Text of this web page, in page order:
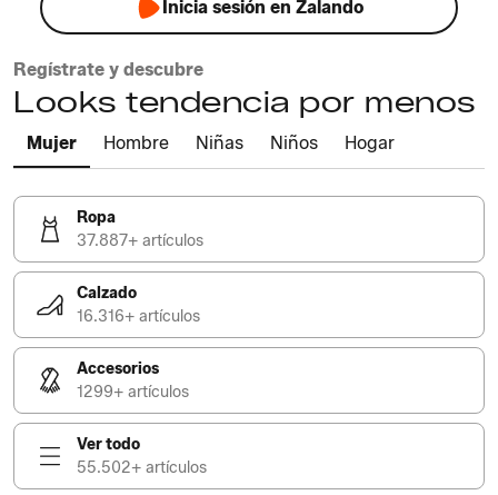
Inicia sesión en Zalando
Regístrate y descubre
Looks tendencia por menos
Mujer Hombre Niñas Niños Hogar
Ropa
37.887+ artículos
Calzado
16.316+ artículos
Accesorios
1299+ artículos
Ver todo
55.502+ artículos